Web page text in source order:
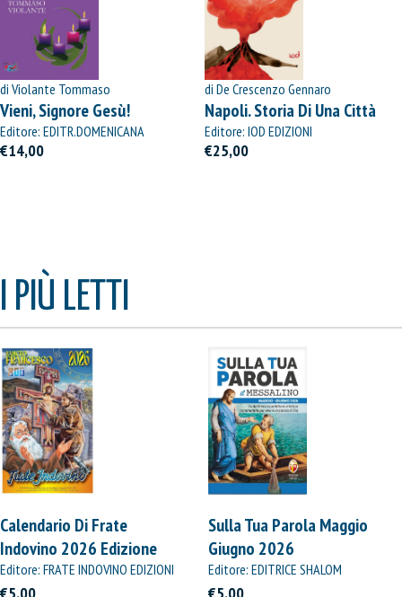
di Violante Tommaso
Vieni, Signore Gesù!
Editore: EDITR.DOMENICANA
ITALIANA
€14,00
di De Crescenzo Gennaro
Napoli. Storia Di Una Città
Editore: IOD EDIZIONI
€25,00
I PIÙ LETTI
Calendario Di Frate
Indovino 2026 Edizione
Straordinaria
Editore: FRATE INDOVINO EDIZIONI
Sulla Tua Parola Maggio
Giugno 2026
Editore: EDITRICE SHALOM